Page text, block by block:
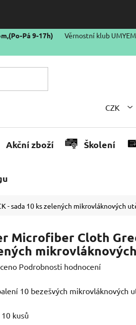
,(Po-Pá 9-17h) Věrnostní klub UMYEM
CZK
Akční zboží Školení
- sada 10 ks zelených mikrovláknových
Microfiber Cloth
Podrobnosti hodnocení
10 bezešvých mikrovláknových
kusů